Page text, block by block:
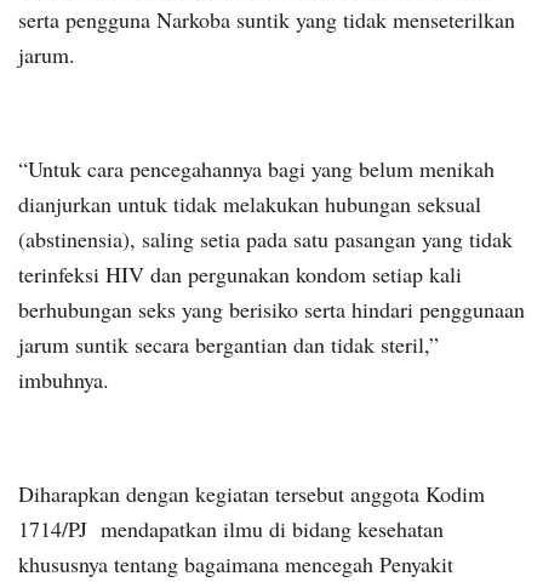
serta pengguna Narkoba suntik yang tidak menseterilkan
jarum.
“Untuk cara pencegahannya bagi yang belum menikah
dianjurkan untuk tidak melakukan hubungan seksual
(abstinensia), saling setia pada satu pasangan yang tidak
terinfeksi HIV dan pergunakan kondom setiap kali
berhubungan seks yang berisiko serta hindari penggunaan
jarum suntik secara bergantian dan tidak steril,”
imbuhnya.
Diharapkan dengan kegiatan tersebut anggota Kodim
1714/PJ mendapatkan ilmu di bidang kesehatan
khususnya tentang bagaimana mencegah Penyakit